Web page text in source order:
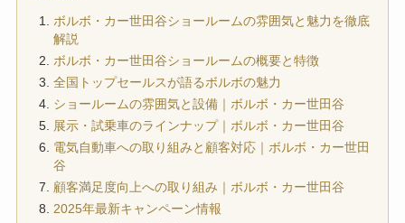
ボルボ・カー世田谷ショールームの雰囲気と魅力を徹底
解説
ボルボ・カー世田谷ショールームの概要と特徴
全国トップセールスが語るボルボの魅力
ショールームの雰囲気と設備｜ボルボ・カー世田谷
展示・試乗車のラインナップ｜ボルボ・カー世田谷
電気自動車への取り組みと顧客対応｜ボルボ・カー世田
谷
顧客満足度向上への取り組み｜ボルボ・カー世田谷
2025年最新キャンペーン情報